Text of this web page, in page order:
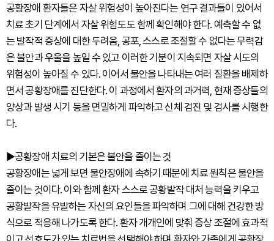
공황장애 환자들은 자살 위험성이 높아진다는 연구 결과들이 있어서
치료 초기 단계에서 자살 위험도도 함께 확인해야 한다. 예측할 수 없
는 발작적 증상에 대한 두려움, 공포, 스스로 조절할 수 없다는 무력감
은 불안과 우울을 높일 수 있고 이러한 기분이 지속되면 자살 시도의
위험성이 높아질 수 있다. 이어서 불안을 나타내는 여러 질환을 배제하
면서 공황장애를 진단한다. 이 과정에서 환자의 과거력, 현재 증상들의
양상과 발생 시기 등을 면밀하게 파악하고 신체 검진 및 검사를 시행한
다.
▶공황장애 치료의 기본은 불안을 줄이는 것
공황장애는 넓게 보면 불안장애에 속하기 때문에 치료 원칙은 불안을
줄이는 것이다. 이와 함께 환자 스스로 공황발작 대처 능력을 키우고
공황발작을 유발하는 자신의 요인들을 파악하며 그에 대해 건강한 방
식으로 적응해 나가도록 한다. 환자 개개인에 맞춰 증상 조절에 효과적